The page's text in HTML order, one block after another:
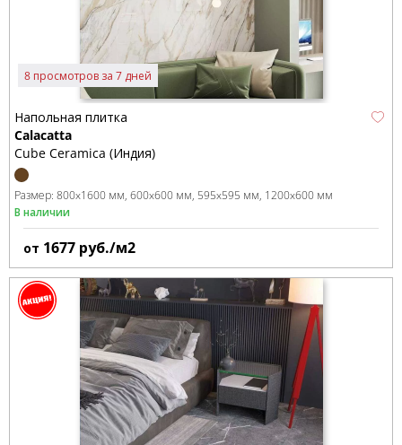
8 просмотров за 7 дней
Напольная плитка
Calacatta
Cube Ceramica (Индия)
Размер: 800x1600 мм 600x600 мм 595x595 мм 1200x600 мм
В наличии
от 1677 руб./м2